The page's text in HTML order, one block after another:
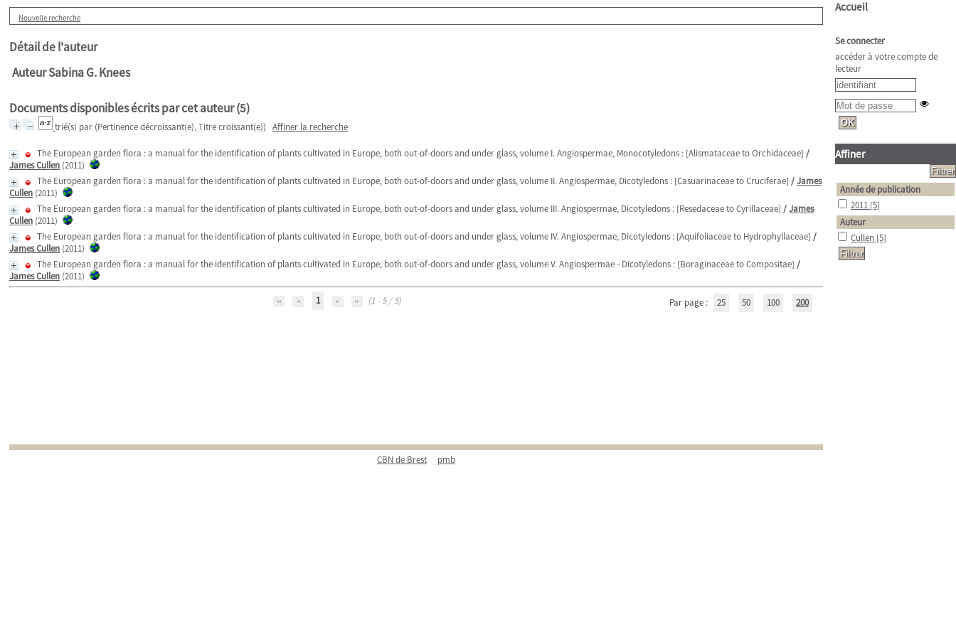
Nouvelle recherche
Détail de l'auteur
Auteur Sabina G. Knees
Documents disponibles écrits par cet auteur (5)
trié(s) par (Pertinence décroissant(e), Titre croissant(e)) Affiner la recherche
The European garden flora : a manual for the identification of plants cultivated in Europe, both out-of-doors and under glass, volume I. Angiospermae, Monocotyledons : [Alismataceae to Orchidaceae] /
James Cullen (2011)
The European garden flora : a manual for the identification of plants cultivated in Europe, both out-of-doors and under glass, volume II. Angiospermae, Dicotyledons : [Casuarinaceae to Cruciferae] /James
Cullen (2011)
The European garden flora : a manual for the identification of plants cultivated in Europe, both out-of-doors and under glass, volume III. Angiospermae, Dicotyledons : [Resedaceae to Cyrillaceae] /James
Cullen (2011)
The European garden flora : a manual for the identification of plants cultivated in Europe, both out-of-doors and under glass, volume IV. Angiospermae, Dicotyledons : [Aquifoliaceae to Hydrophyllaceae] /
James Cullen (2011)
The European garden flora : a manual for the identification of plants cultivated in Europe, both out-of-doors and under glass, volume V. Angiospermae - Dicotyledons : [Boraginaceae to Compositae] /
James Cullen (2011)
1
(1 - 5 / 5) Par page : 25 50 100 200
CBN de Brest pmb
Accueil
Se connecter
accéder à votre compte de
lecteur
Affiner
Année de publication
2011 [5]
Auteur
Cullen [5]